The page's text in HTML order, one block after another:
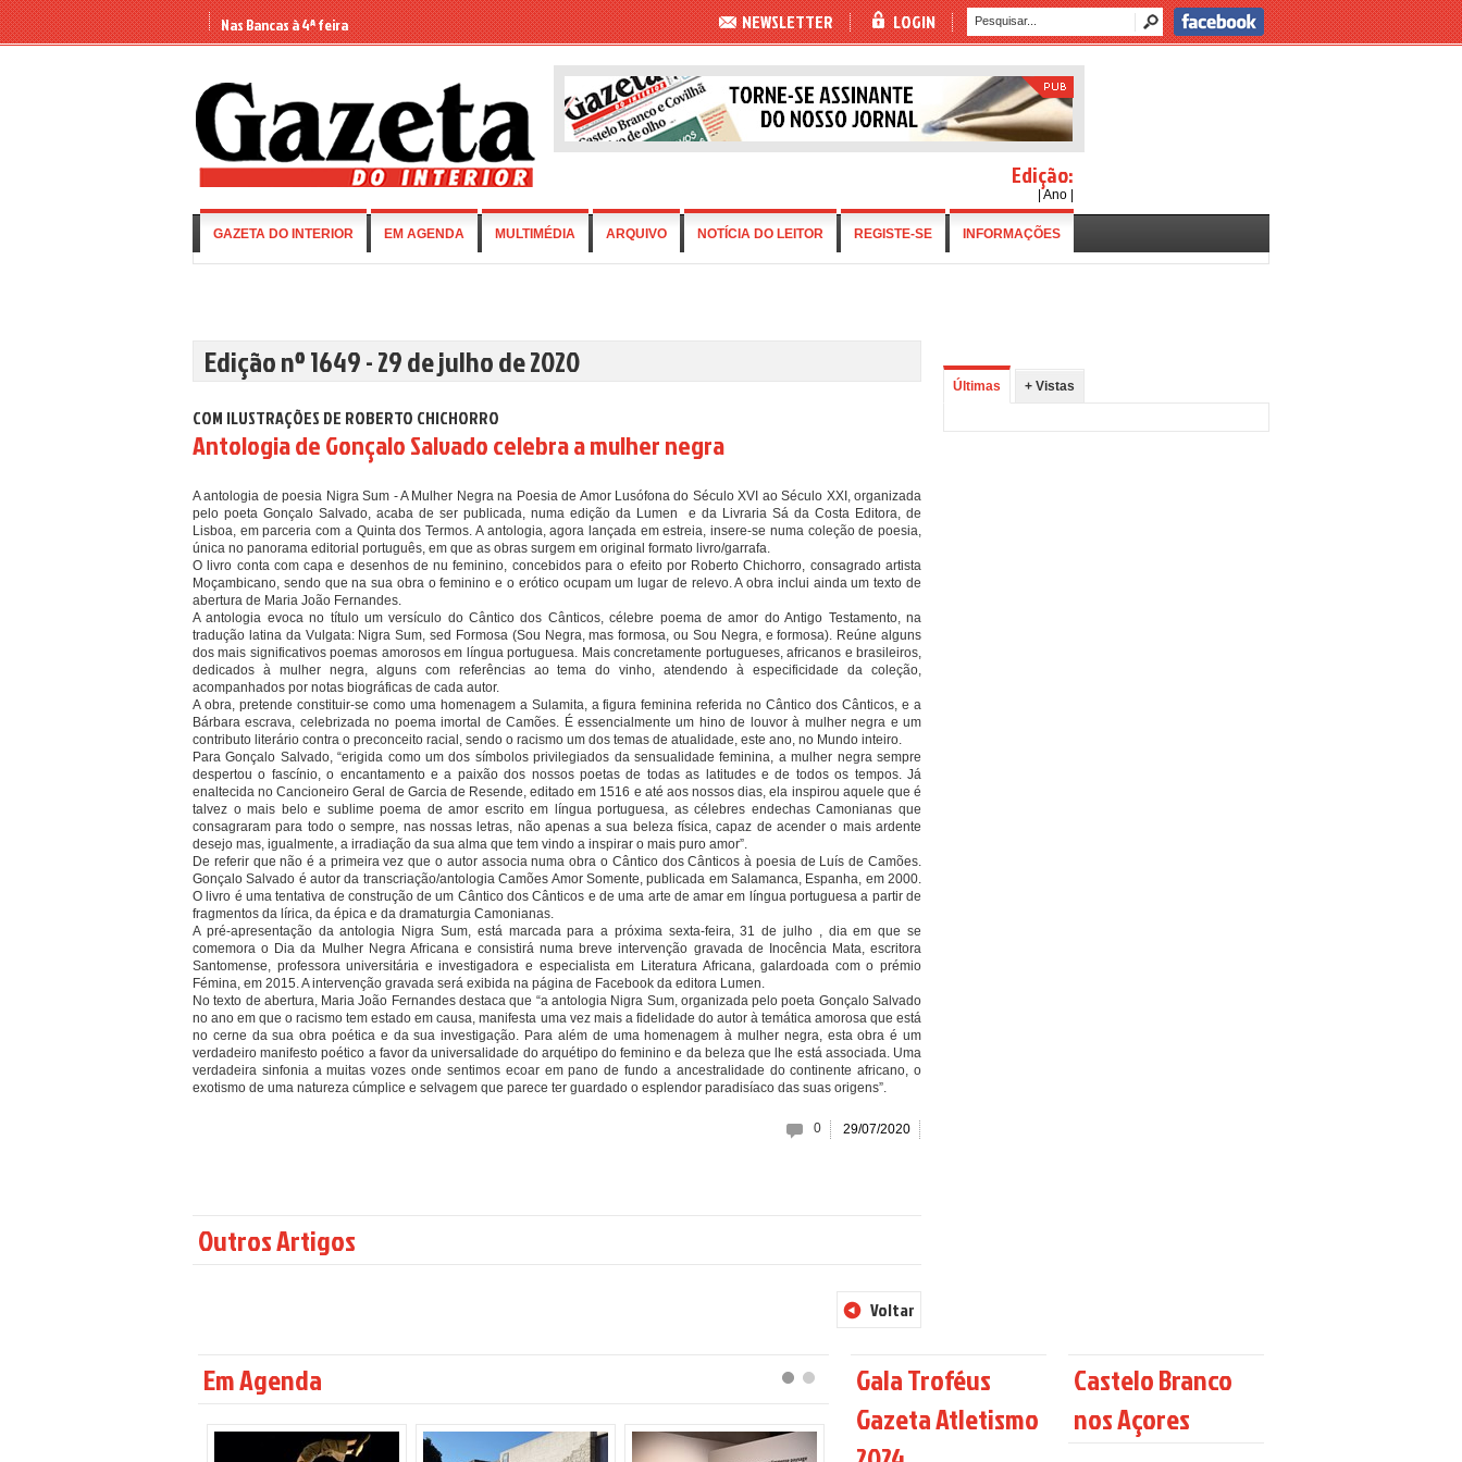
Nas Bancas à 4ª feira NEWSLETTER LOGIN
Edição:
| Ano |
GAZETA DO INTERIOR EM AGENDA MULTIMÉDIA ARQUIVO NOTÍCIA DO LEITOR REGISTE-SE INFORMAÇÕES
Edição nº 1649 - 29 de julho de 2020
COM ILUSTRAÇÕES DE ROBERTO CHICHORRO
Antologia de Gonçalo Salvado celebra a mulher negra
A antologia de poesia Nigra Sum - A Mulher Negra na Poesia de Amor Lusófona do Século XVI ao Século XXI, organizada
pelo poeta Gonçalo Salvado, acaba de ser publicada, numa edição da Lumen e da Livraria Sá da Costa Editora, de
Lisboa, em parceria com a Quinta dos Termos. A antologia, agora lançada em estreia, insere-se numa coleção de poesia,
única no panorama editorial português, em que as obras surgem em original formato livro/garrafa.
O livro conta com capa e desenhos de nu feminino, concebidos para o efeito por Roberto Chichorro, consagrado artista
Moçambicano, sendo que na sua obra o feminino e o erótico ocupam um lugar de relevo. A obra inclui ainda um texto de
abertura de Maria João Fernandes.
A antologia evoca no título um versículo do Cântico dos Cânticos, célebre poema de amor do Antigo Testamento, na
tradução latina da Vulgata: Nigra Sum, sed Formosa (Sou Negra, mas formosa, ou Sou Negra, e formosa). Reúne alguns
dos mais significativos poemas amorosos em língua portuguesa. Mais concretamente portugueses, africanos e brasileiros,
dedicados à mulher negra, alguns com referências ao tema do vinho, atendendo à especificidade da coleção,
acompanhados por notas biográficas de cada autor.
A obra, pretende constituir-se como uma homenagem a Sulamita, a figura feminina referida no Cântico dos Cânticos, e a
Bárbara escrava, celebrizada no poema imortal de Camões. É essencialmente um hino de louvor à mulher negra e um
contributo literário contra o preconceito racial, sendo o racismo um dos temas de atualidade, este ano, no Mundo inteiro.
Para Gonçalo Salvado, “erigida como um dos símbolos privilegiados da sensualidade feminina, a mulher negra sempre
despertou o fascínio, o encantamento e a paixão dos nossos poetas de todas as latitudes e de todos os tempos. Já
enaltecida no Cancioneiro Geral de Garcia de Resende, editado em 1516 e até aos nossos dias, ela inspirou aquele que é
talvez o mais belo e sublime poema de amor escrito em língua portuguesa, as célebres endechas Camonianas que
consagraram para todo o sempre, nas nossas letras, não apenas a sua beleza física, capaz de acender o mais ardente
desejo mas, igualmente, a irradiação da sua alma que tem vindo a inspirar o mais puro amor”.
De referir que não é a primeira vez que o autor associa numa obra o Cântico dos Cânticos à poesia de Luís de Camões.
Gonçalo Salvado é autor da transcriação/antologia Camões Amor Somente, publicada em Salamanca, Espanha, em 2000.
O livro é uma tentativa de construção de um Cântico dos Cânticos e de uma arte de amar em língua portuguesa a partir de
fragmentos da lírica, da épica e da dramaturgia Camonianas.
A pré-apresentação da antologia Nigra Sum, está marcada para a próxima sexta-feira, 31 de julho , dia em que se
comemora o Dia da Mulher Negra Africana e consistirá numa breve intervenção gravada de Inocência Mata, escritora
Santomense, professora universitária e investigadora e especialista em Literatura Africana, galardoada com o prémio
Fémina, em 2015. A intervenção gravada será exibida na página de Facebook da editora Lumen.
No texto de abertura, Maria João Fernandes destaca que “a antologia Nigra Sum, organizada pelo poeta Gonçalo Salvado
no ano em que o racismo tem estado em causa, manifesta uma vez mais a fidelidade do autor à temática amorosa que está
no cerne da sua obra poética e da sua investigação. Para além de uma homenagem à mulher negra, esta obra é um
verdadeiro manifesto poético a favor da universalidade do arquétipo do feminino e da beleza que lhe está associada. Uma
verdadeira sinfonia a muitas vozes onde sentimos ecoar em pano de fundo a ancestralidade do continente africano, o
exotismo de uma natureza cúmplice e selvagem que parece ter guardado o esplendor paradisíaco das suas origens”.
29/07/2020
0
Outros Artigos
Voltar
Últimas + Vistas
Em Agenda
Gala Troféus
Gazeta Atletismo
Castelo Branco
nos Açores